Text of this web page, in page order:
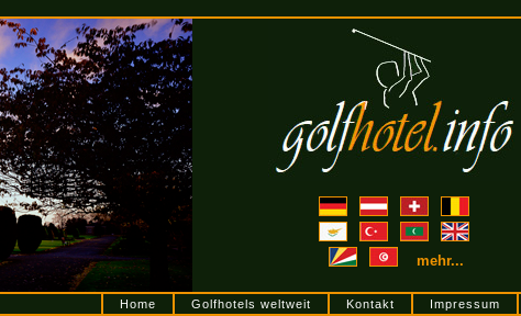
mehr...
Home Golfhotels weltweit Kontakt Impressum